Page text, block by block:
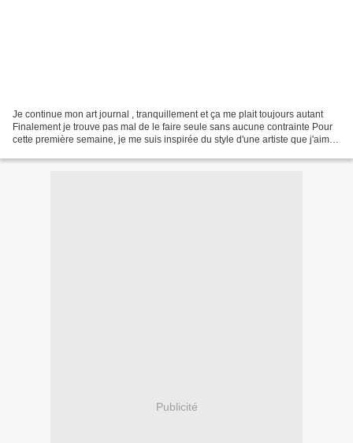
Je continue mon art journal , tranquillement et ça me plait toujours autant
Finalement je trouve pas mal de le faire seule sans aucune contrainte Pour
cette première semaine, je me suis inspirée du style d'une artiste que j'aime
Publicité